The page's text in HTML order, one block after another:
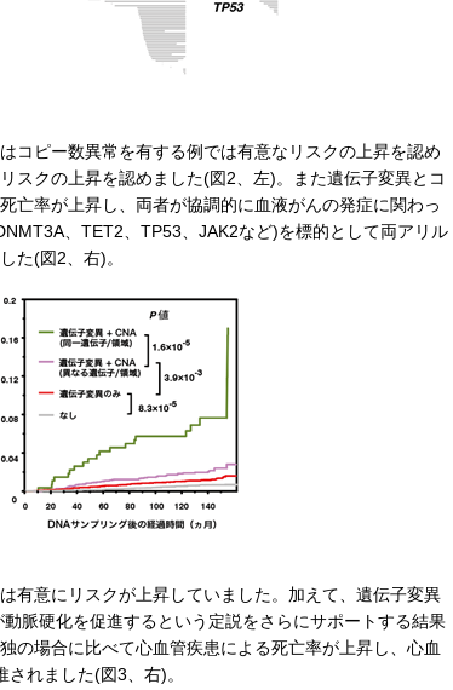
コピー数異常を有する例では有意なリスクの上昇を認め
スクの上昇を認めました(図2、左)。また遺伝子変異とコ
亡率が上昇し、両者が協調的に血液がんの発症に関わっ
、TET2、TP53、JAK2など)を標的として両アリル
た(図2、右)。
有意にリスクが上昇していました。加えて、遺伝子変異
脈硬化を促進するという定説をさらにサポートする結果
の場合に比べて心血管疾患による死亡率が上昇し、心血
れました(図3、右)。